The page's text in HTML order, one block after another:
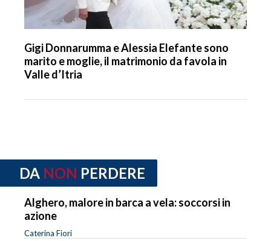
Gigi Donnarumma e Alessia Elefante sono
marito e moglie, il matrimonio da favola in
Valle d’Itria
DA NON PERDERE
Alghero, malore in barca a vela: soccorsi in
azione
Caterina Fiori